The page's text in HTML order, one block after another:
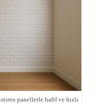
panellerle hafif ve hızlı